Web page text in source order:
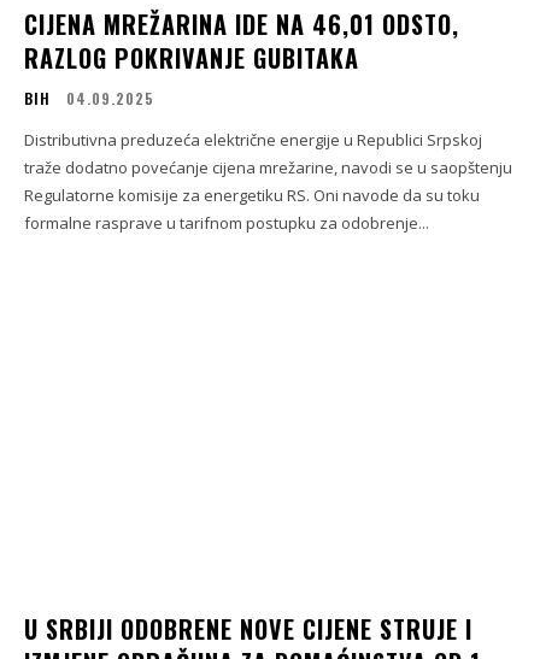
CIJENA MREŽARINA IDE NA 46,01 ODSTO,
RAZLOG POKRIVANJE GUBITAKA
BIH 04.09.2025
Distributivna preduzeća električne energije u Republici Srpskoj
traže dodatno povećanje cijena mrežarine, navodi se u saopštenju
Regulatorne komisije za energetiku RS. Oni navode da su toku
formalne rasprave u tarifnom postupku za odobrenje...
U SRBIJI ODOBRENE NOVE CIJENE STRUJE I